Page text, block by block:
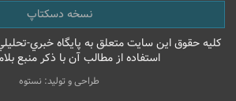
نسخه دسکتاپ
کليه حقوق اين سايت متعلق به پایگاه خبري-
استفاده از مطالب آن با ذکر منبع
طراحی و تولید: نستوه